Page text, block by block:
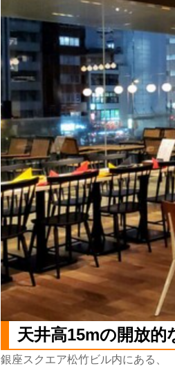
天井高15mの開放
銀座スクエア松竹ビル内にある、